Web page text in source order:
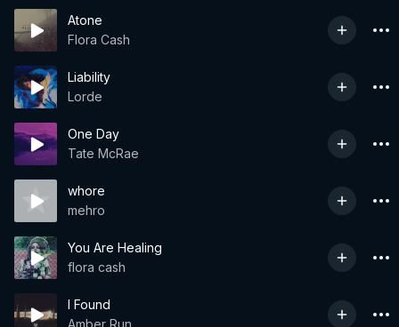
Atone
Flora Cash
Liability
Lorde
One Day
Tate McRae
whore
mehro
You Are Healing
flora cash
I Found
Amber Run